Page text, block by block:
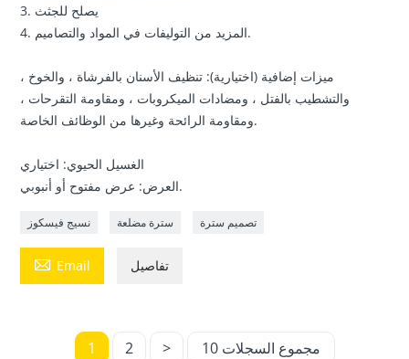
3. يصلح للجثث
4. المزيد من التوليفات في المواد والتصاميم.
ميزات إضافية (اختيارية): تنظيف الأسنان بالفرشاة ، والخوخ ،
والتشطيب بالفتل ، ومضادات الميكروبات ، ومقاومة التقرحات ،
ومقاومة الرائحة وغيرها من الوظائف الخاصة.
الغسيل الحيوي: اختياري
العرض: عرض مفتوح أو أنبوبي.
نسيج فيسكوز سترة مضلعة تصميم سترة
 Email تفاصيل
1 2 > 10 مجموع السجلات